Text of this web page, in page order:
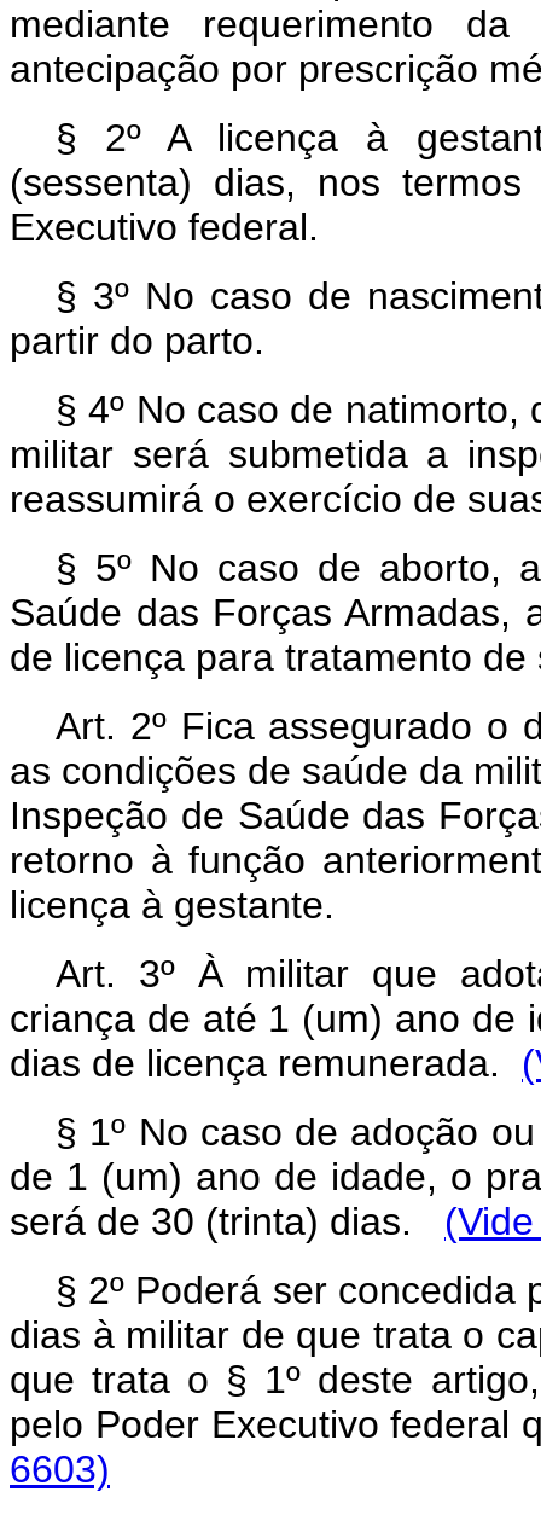
mediante requerimento
antecipação por prescrição
§ 2º A licença à
(sessenta) dias, nos
Executivo federal.
§ 3º No caso de
partir do parto.
§ 4º No caso de
militar será submetida a
reassumirá o exercício de
§ 5º No caso de aborto,
Saúde das Forças Armadas,
de licença para tratamento
Art. 2º Fica assegurado o
as condições de saúde da
Inspeção de Saúde das
retorno à função
licença à gestante.
Art. 3º À militar que
criança de até 1 (um) ano de
dias de licença remunerada.
§ 1º No caso de adoção
de 1 (um) ano de idade, o
será de 30 (trinta) dias.
§ 2º Poderá ser concedida
dias à militar de que trata o
que trata o § 1º deste
pelo Poder Executivo federal
6603)